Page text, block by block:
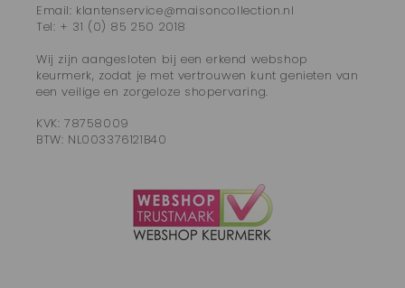
Email: klantenservice@maisoncollection.nl
Tel: + 31 (0) 85 250 2018
Wij zijn aangesloten bij een erkend webshop
keurmerk, zodat je met vertrouwen kunt genieten van
een veilige en zorgeloze shopervaring.
KVK: 78758009
BTW: NL003376121B40